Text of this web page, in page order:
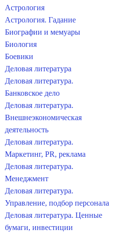
Астрология
Астрология. Гадание
Биографии и мемуары
Биология
Боевики
Деловая литература
Деловая литература.
Банковское дело
Деловая литература.
Внешнеэкономическая
деятельность
Деловая литература.
Маркетинг, PR, реклама
Деловая литература.
Менеджмент
Деловая литература.
Управление, подбор персонала
Деловая литература. Ценные
бумаги, инвестиции